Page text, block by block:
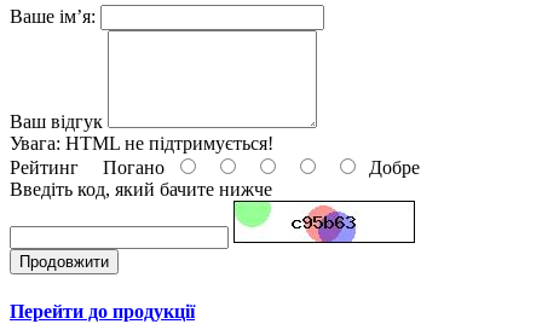
Ваше ім’я:
Ваш відгук
Увага: HTML не підтримується!
Рейтинг Погано
Добре
Введіть код, який бачите нижче
Продовжити
Перейти до продукції